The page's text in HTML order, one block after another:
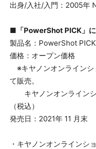
出身/入社/入門：2005年
■「PowerShot PICK 」
製品名：PowerShot PICK
価格：オープン価格
※キヤノンオンラインシ
て販売。
キヤノンオンラインシ
（税込）
発売日：2021年 11 月末
・キヤノンオンラインシ